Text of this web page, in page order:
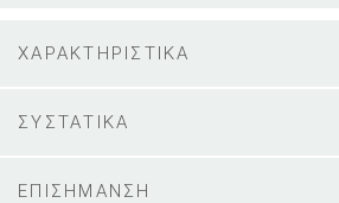
ΧΑΡΑΚΤΗΡΙΣΤΙΚΑ
ΣΥΣΤΑΤΙΚΑ
ΕΠΙΣΗΜΑΝΣΗ